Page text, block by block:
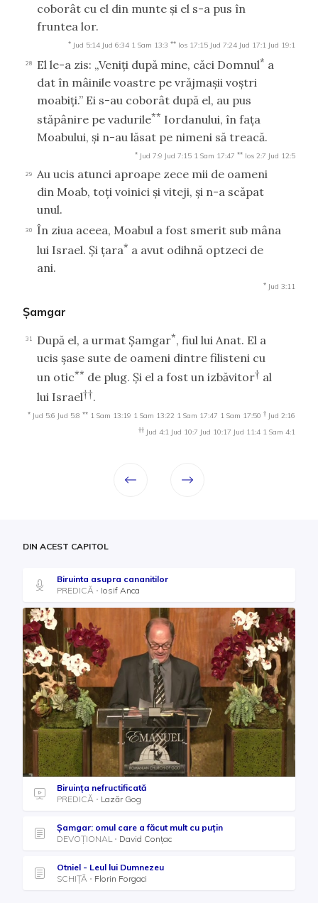
coborât cu el din munte şi el s-a pus în
fruntea lor.
* Jud 5:14 Jud 6:34 1 Sam 13:3 ** Ios 17:15 Jud 7:24 Jud 17:1 Jud 19:1
28 El le-a zis: „Veniţi după mine, căci Domnul* a
dat în mâinile voastre pe vrăjmaşii voştri
moabiţi.” Ei s-au coborât după el, au pus
stăpânire pe vadurile** Iordanului, în faţa
Moabului, şi n-au lăsat pe nimeni să treacă.
* Jud 7:9 Jud 7:15 1 Sam 17:47 ** Ios 2:7 Jud 12:5
29
Au ucis atunci aproape zece mii de oameni
din Moab, toţi voinici şi viteji, şi n-a scăpat
unul.
30
În ziua aceea, Moabul a fost smerit sub mâna
lui Israel. Şi ţara* a avut odihnă optzeci de
ani.
* Jud 3:11
Şamgar
31 După el, a urmat Şamgar*, fiul lui Anat. El a
ucis şase sute de oameni dintre filisteni cu
un otic** de plug. Şi el a fost un izbăvitor† al
lui Israel††.
* Jud 5:6 Jud 5:8 ** 1 Sam 13:19 1 Sam 13:22 1 Sam 17:47 1 Sam 17:50 † Jud 2:16
†† Jud 4:1 Jud 10:7 Jud 10:17 Jud 11:4 1 Sam 4:1
DIN ACEST CAPITOL
Biruinta asupra cananitilor
PREDICĂ
Iosif Anca
Biruința nefructificată
PREDICĂ
Lazăr Gog
Șamgar: omul care a făcut mult cu puțin
DEVOȚIONAL
David Conțac
Otniel - Leul lui Dumnezeu
SCHIȚĂ
Florin Forgaci